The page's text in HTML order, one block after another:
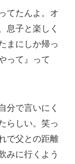
てたんよ。オ
息子と楽しく
まにしか帰っ
って』って
分で言いにく
らしい。笑っ
で父との距離
みに行くよう